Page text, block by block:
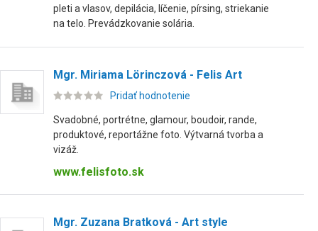
pleti a vlasov, depilácia, líčenie, pírsing, striekanie
na telo. Prevádzkovanie solária.
Mgr. Miriama Lörinczová - Felis Art
Pridať hodnotenie
Svadobné, portrétne, glamour, boudoir, rande,
produktové, reportážne foto. Výtvarná tvorba a
vizáž.
www.felisfoto.sk
Mgr. Zuzana Bratková - Art style